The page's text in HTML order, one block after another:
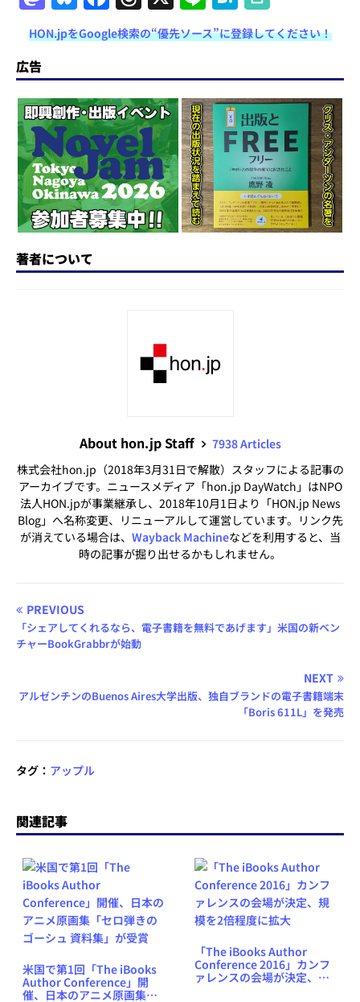
a
st
o
d
o
n
u
e
s
k
y
a
c
e
b
o
o
k
h
re
a
d
s
n
e
at
e
n
a
HON.jpをGoogle検索の“優先ソース”に登録してください！
広告
著者について
About hon.jp Staff
7938 Articles
株式会社hon.jp（2018年3月31日で解散）スタッフによる記事の
アーカイブです。ニュースメディア「hon.jp DayWatch」はNPO
法人HON.jpが事業継承し、2018年10月1日より「HON.jp News
Blog」へ名称変更、リニューアルして運営しています。リンク先
が消えている場合は、 Wayback Machineなどを利用すると、当
時の記事が掘り出せるかもしれません。
PREVIOUS
「シェアしてくれるなら、電子書籍を無料であげます」米国の新ベン
チャーBookGrabbrが始動
NEXT
アルゼンチンのBuenos Aires大学出版、独自ブランドの電子書籍端末
「Boris 611L」を発売
タグ： アップル
関連記事
米国で第1回「The iBooks
Author Conference」開
催、日本のアニメ原画集
「The iBooks Author
Conference 2016」カンフ
ァレンスの会場が決定、規